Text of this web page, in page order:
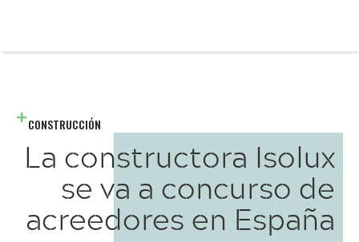
CONSTRUCCIÓN
La constructora Isolux
se va a concurso de
acreedores en España